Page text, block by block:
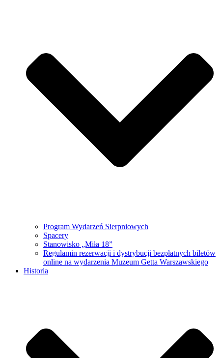
Program Wydarzeń Sierpniowych
Spacery
Stanowisko „Miła 18”
Regulamin rezerwacji i dystrybucji bezpłatnych biletów
online na wydarzenia Muzeum Getta Warszawskiego
Historia